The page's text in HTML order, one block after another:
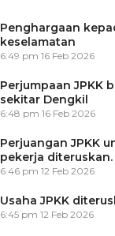
Penghargaan
keselamatan
6:49 pm 16 Feb 2026
Perjumpaan JPKK
sekitar Dengkil
6:48 pm 16 Feb 2026
Perjuangan JPKK
pekerja diteruskan.
6:46 pm 12 Feb 2026
Usaha JPKK
6:45 pm 12 Feb 2026